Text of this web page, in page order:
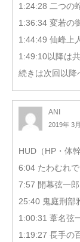
1:24:28 二つの
1:36:34 変若の
1:44:49 仙峰上
1:49:10以降は
続きは次回以降
ANI
2019年 3
HUD（HP・体
6:04 たわむれ
7:57 開幕弦一
25:40 鬼庭刑部
1:00:31 葦名弦
1:19:27 長手の